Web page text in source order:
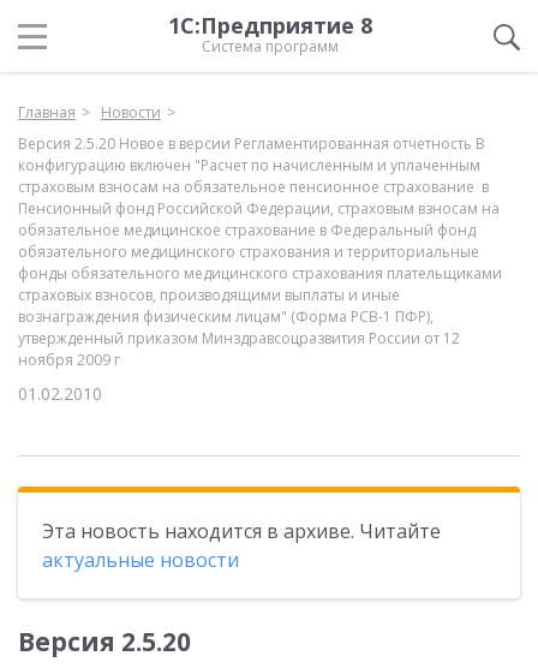
1С:Предприятие 8
Система программ
Главная
Новости
Версия 2.5.20 Новое в версии Регламентированная отчетность В
конфигурацию включен "Расчет по начисленным и уплаченным
страховым взносам на обязательное пенсионное страхование в
Пенсионный фонд Российской Федерации, страховым взносам на
обязательное медицинское страхование в Федеральный фонд
обязательного медицинского страхования и территориальные
фонды обязательного медицинского страхования плательщиками
страховых взносов, производящими выплаты и иные
вознаграждения физическим лицам" (Форма РСВ-1 ПФР),
утвержденный приказом Минздравсоцразвития России от 12
ноября 2009 г
01.02.2010
Эта новость находится в архиве. Читайте
актуальные новости
Версия 2.5.20